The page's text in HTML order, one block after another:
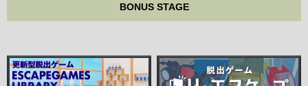
BONUS STAGE